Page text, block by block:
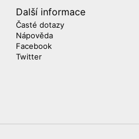
Další informace
Časté dotazy
Nápověda
Facebook
Twitter